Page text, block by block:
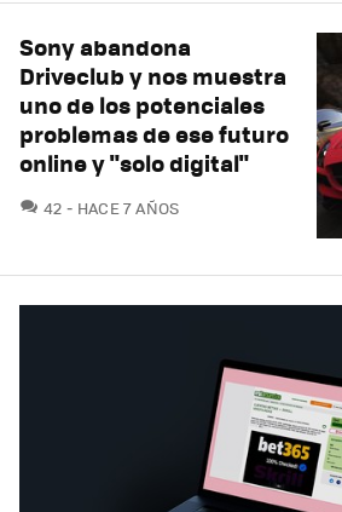
Sony abandona
Driveclub y nos muestra
uno de los potenciales
problemas de ese futuro
online y "solo digital"
42 COMENTARIOS
HACE 7 AÑOS